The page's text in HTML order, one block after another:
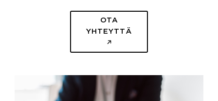
OTA
YHTEYTTÄ